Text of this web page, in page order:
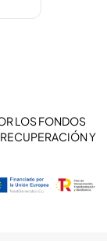
LOS FONDOS
Y